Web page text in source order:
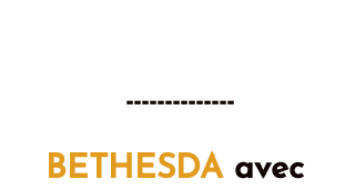
--------------
BETHESDA avec